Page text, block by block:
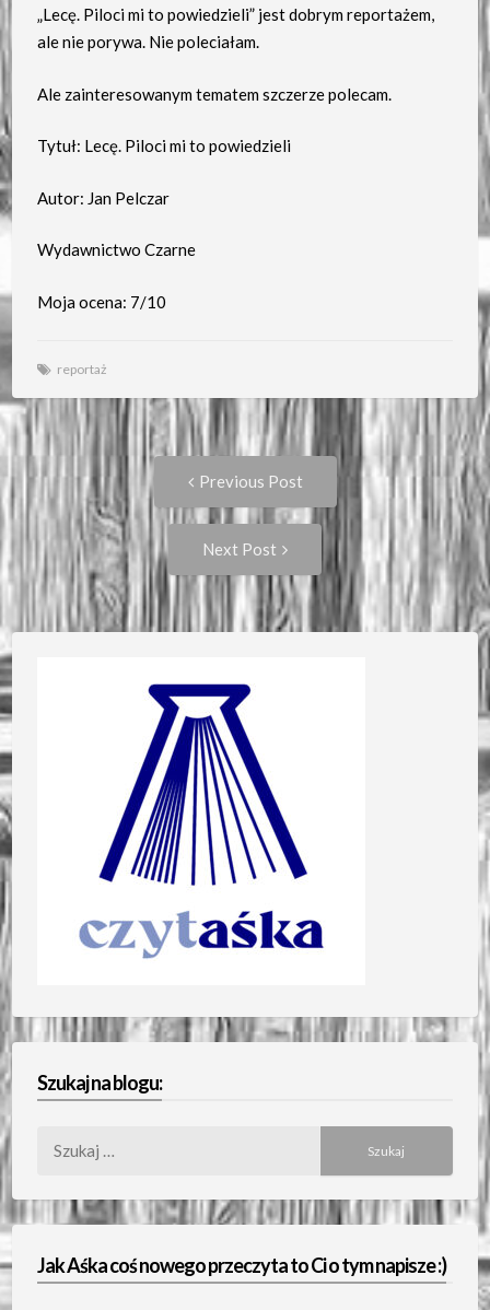
„Lecę. Piloci mi to powiedzieli” jest dobrym reportażem,
ale nie porywa. Nie poleciałam.
Ale zainteresowanym tematem szczerze polecam.
Tytuł: Lecę. Piloci mi to powiedzieli
Autor: Jan Pelczar
Wydawnictwo Czarne
Moja ocena: 7/10
reportaż
Post
navigation
Previous Post
Previous
post:
Next Post
Next
Post:
Szukaj na blogu:
Jak Aśka coś nowego przeczyta to Ci o tym napisze :)